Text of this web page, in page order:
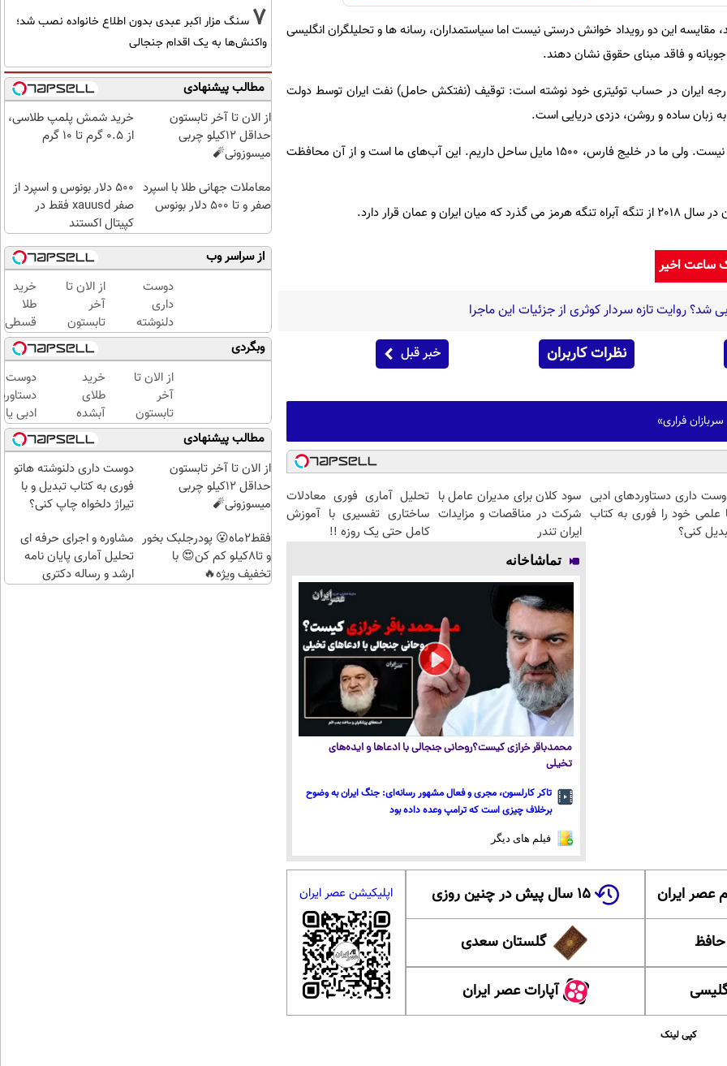
مقایسه این دو رویداد خوانش درستی نیست اما سیاستمداران، رسانه ها و تحلیلگران انگلیسی
جویانه و فاقد مبنای حقوق نشان دهند.
ایران در حساب توئیتری خود نوشته است: توقیف (نفتکش حامل) نفت ایران توسط دولت
به زبان ساده و روشن، دزدی دریایی است.
وی ادامه داد: ایران به دنبال تقابل نیست. ولی ما در خلیج فارس، ۱۵۰۰ مایل ساحل داریم. این آب‌های ما است و از آن محافظت
و عمان قرار دارد.
ساعت اخیر
شد؟ روایت تازه سردار کوثری از جزئیات این ماجرا
نظرات کاربران خبر قبل
فراری»
داری دستاوردهای ادبی
علمی خود را فوری به کتاب
کنی؟
سود کلان برای مدیران عامل با
شرکت در مناقصات و مزایدات
ایران تندر
تحلیل آماری فوری معادلات
ساختاری تفسیری با آموزش
کامل حتی یک روزه !!
تماشاخانه
محمدباقر خرازی کیست؟روحانی جنجالی با ادعاها و ایده‌های
تخیلی
تاکر کارلسون، مجری و فعال مشهور رسانه‌ای: جنگ ایران به وضوح
برخلاف چیزی است که ترامپ وعده داده بود
فیلم های دیگر
عصر ایران ۱۵ سال پیش در چنین روزی
حافظ گلستان سعدی
آپارات عصر ایران
اپلیکیشن عصر ایران
کپی لینک
7 سنگ مزار اکبر عبدی بدون اطلاع خانواده نصب شد؛
واکنش‌ها به یک اقدام جنجالی
مطالب پیشنهادی
از الان تا آخر تابستون
حداقل 12کیلو چربی
میسوزونی🧨
خرید شمش پلمپ طلاسی،
از ۰.۵ گرم تا ۱۰ گرم
معاملات جهانی طلا با اسپرد
صفر و تا ۵۰۰ دلار بونوس
۵۰۰ دلار بونوس و اسپرد از
صفر xauusd فقط در
کپیتال اکستند
از سراسر وب
دوست
داری
دلنوشته
هاتو
فوری به
کتاب
تبدیل و
با تیراژ
دلخواه
چاپ
کنی؟
از الان تا
آخر
تابستون
حداقل
12کیلو
چربی
میسوزونی
🧨
خرید
طلا
قسطی
وبگردی
از الان تا
آخر
تابستون
حداقل
12کیلو
چربی
میسوزونی
خرید
طلای
آبشده
حتی با
۱۰۰هزارتومان
دوست
ادبی یا
علمی
فوری به
کتاب
کنی؟
مطالب پیشنهادی
از الان تا آخر تابستون
حداقل 12کیلو چربی
میسوزونی🧨
دوست داری دلنوشته هاتو
فوری به کتاب تبدیل و با
تیراژ دلخواه چاپ کنی؟
فقط2ماه😮 پودرجلبک بخور
و تا8کیلو کم کن😍 با
تخفیف ویژه🔥
مشاوره و اجرای حرفه ای
تحلیل آماری پایان نامه
ارشد و رساله دکتری